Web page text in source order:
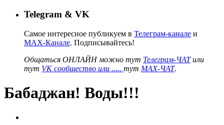
Telegram & VK
Самое интересное публикуем в Телеграм-канале и
MAX-Канале. Подписывайтесь!
Общаться ОНЛАЙН можно тут Телеграм-ЧАТили
тут VK сообщество или ..... тут MAX-ЧАТ.
Бабаджан! Воды!!!